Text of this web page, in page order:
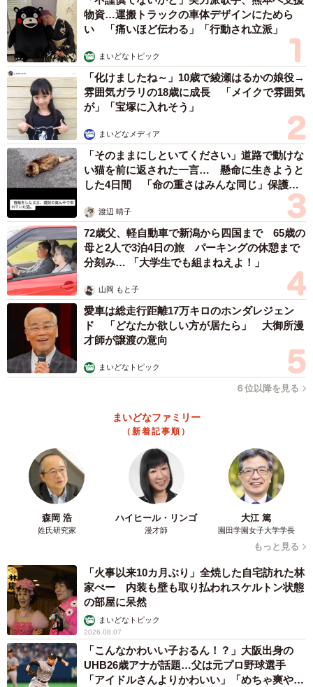
物資…運搬トラックの車体デザインにためら
い 「痛いほど伝わる」「行動され立派」
まいどなトピック
「化けましたね～」10歳で綾瀬はるかの娘役→
雰囲気ガラリの18歳に成長 「メイクで雰囲気
が」「宝塚に入れそう」
まいどなメディア
「そのままにしといてください」道路で動けな
い猫を前に返された一言… 懸命に生きようと
した4日間 「命の重さはみんな同じ」保護団
渡辺 晴子
72歳父、軽自動車で新潟から四国まで 65歳の
母と2人で3泊4日の旅 パーキングの休憩まで
分刻み… 「大学生でも組まねえよ！」
山岡 もと子
愛車は総走行距離17万キロのホンダレジェン
ド 「どなたか欲しい方が居たら」 大御所漫
才師が譲渡の意向
まいどなトピック
６位以降を見る
まいどなファミリー
（新着記事順）
森岡 浩
姓氏研究家
ハイヒール・リンゴ
漫才師
大江 篤
園田学園女子大学学長
もっと見る
「火事以来10カ月ぶり」全焼した自宅訪れた林
家ぺー 内装も壁も取り払われスケルトン状態
の部屋に呆然
まいどなトピック
2026.08.07
「こんなかわいい子おるん！？」大阪出身の
UHB26歳アナが話題…父は元プロ野球選手
「アイドルさんよりかわいい」「めちゃ爽や